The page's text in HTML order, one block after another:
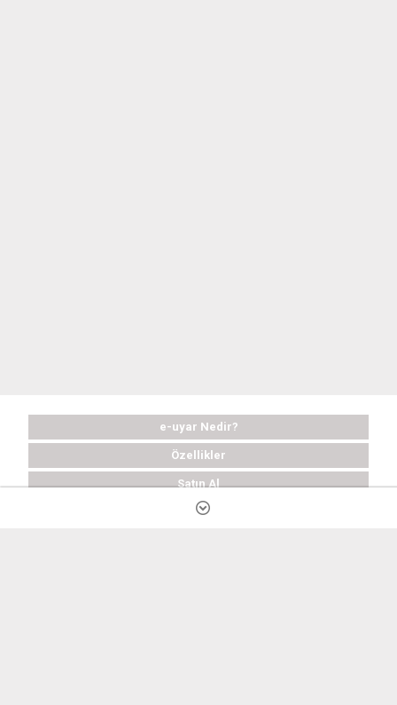
e-uyar Nedir?
Özellikler
Satın Al
Ücretsiz Deneyin